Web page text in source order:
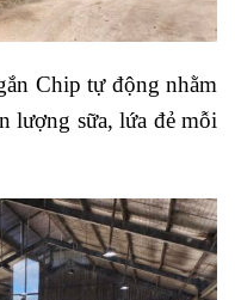
Chip tự động nhằm
lượng sữa, lứa đẻ mỗi